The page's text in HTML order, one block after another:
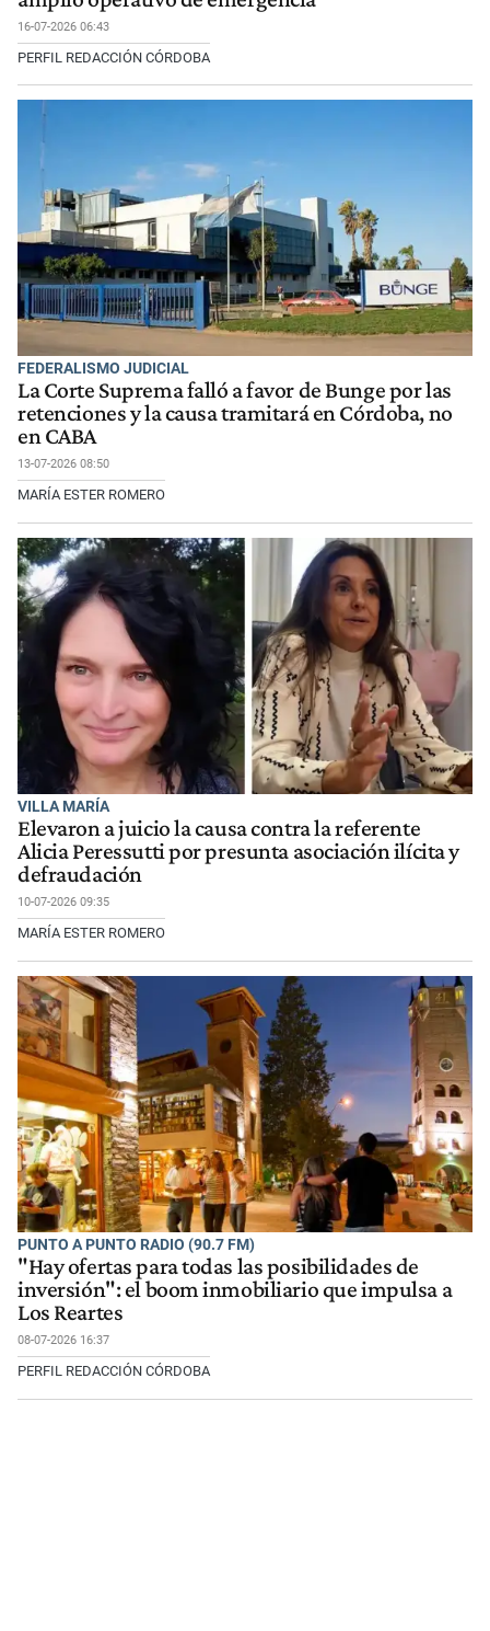
16-07-2026 06:43
PERFIL REDACCIÓN CÓRDOBA
FEDERALISMO JUDICIAL
La Corte Suprema falló a favor de Bunge por las
retenciones y la causa tramitará en Córdoba, no
en CABA
13-07-2026 08:50
MARÍA ESTER ROMERO
VILLA MARÍA
Elevaron a juicio la causa contra la referente
Alicia Peressutti por presunta asociación ilícita y
defraudación
10-07-2026 09:35
MARÍA ESTER ROMERO
PUNTO A PUNTO RADIO (90.7 FM)
"Hay ofertas para todas las posibilidades de
inversión": el boom inmobiliario que impulsa a
Los Reartes
08-07-2026 16:37
PERFIL REDACCIÓN CÓRDOBA